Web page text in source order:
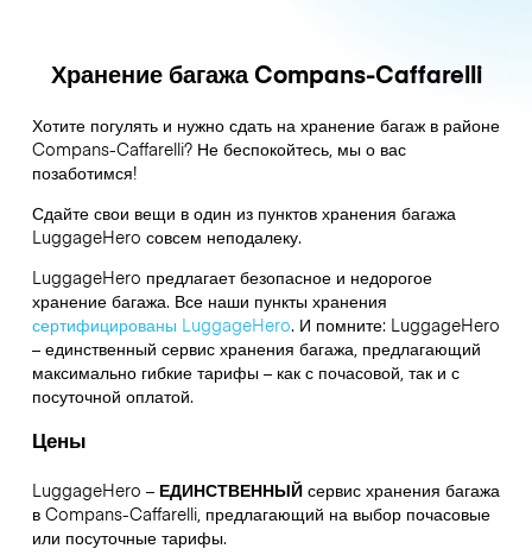
Хранение багажа Compans-Caffarelli
Хотите погулять и нужно сдать на хранение багаж в районе
Compans-Caffarelli? Не беспокойтесь, мы о вас
позаботимся!
Сдайте свои вещи в один из пунктов хранения багажа
LuggageHero совсем неподалеку.
LuggageHero предлагает безопасное и недорогое
хранение багажа. Все наши пункты хранения
сертифицированы LuggageHero. И помните: LuggageHero
– единственный сервис хранения багажа, предлагающий
максимально гибкие тарифы – как с почасовой, так и с
посуточной оплатой.
Цены
LuggageHero – ЕДИНСТВЕННЫЙсервис хранения багажа
в Compans-Caffarelli, предлагающий на выбор почасовые
или посуточные тарифы.